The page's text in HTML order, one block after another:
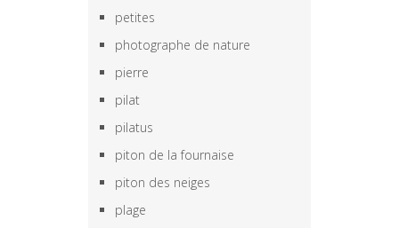
petites
photographe de nature
pierre
pilat
pilatus
piton de la fournaise
piton des neiges
plage